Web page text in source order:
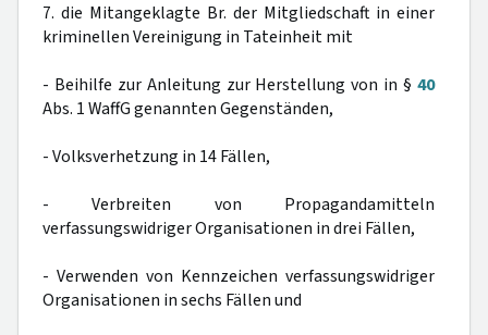
7. die Mitangeklagte Br. der Mitgliedschaft in einer
kriminellen Vereinigung in Tateinheit mit
- Beihilfe zur Anleitung zur Herstellung von in § 40
Abs. 1 WaffG genannten Gegenständen,
- Volksverhetzung in 14 Fällen,
- Verbreiten von Propagandamitteln
verfassungswidriger Organisationen in drei Fällen,
- Verwenden von Kennzeichen verfassungswidriger
Organisationen in sechs Fällen und